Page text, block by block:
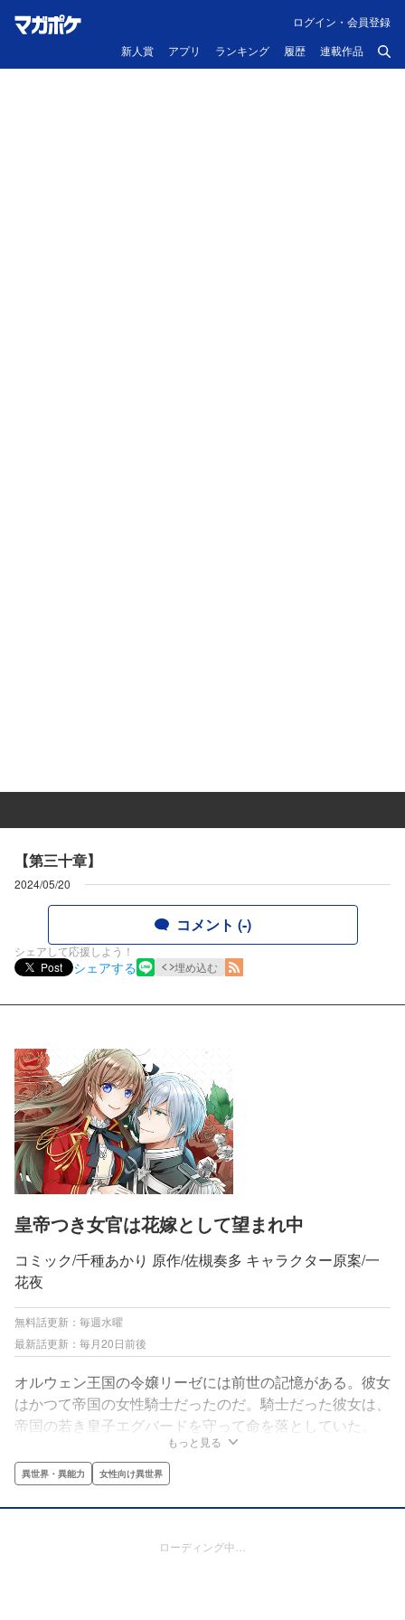
新人賞 アプリ ランキング 履歴 連載作品
ログイン・会員登録
【第三十章】
2024/05/20
コメント (-)
シェアして応援しよう！
Post
シェアする 埋め込む
皇帝つき女官は花嫁として望まれ中
コミック/千種あかり 原作/佐槻奏多 キャラクター原案/一
花夜
無料話更新：毎週水曜
最新話更新：毎月20日前後
オルウェン王国の令嬢リーゼには前世の記憶がある。彼女
はかつて帝国の女性騎士だったのだ。騎士だった彼女は、
帝国の若き皇子エグバードを守って命を落としていた。
「帝国とは関わらない」そう思ってきたのに、突然帝国の
騎士との婚約話が浮上して?前世仕込みの戦闘力で、リー
ゼは婚約解消を目指し奔走する！「一迅社文庫アイリス」
で話題の原作を「ゼロサムオンライン」連載中。秘密を抱
もっと見る
異世界・異能力 女性向け異世界
ローディング中…